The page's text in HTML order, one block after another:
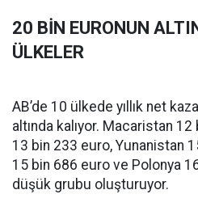
20 BİN EURONUN
ÜLKELER
AB’de 10 ülkede yıllık net
altında kalıyor. Macaristan
13 bin 233 euro, Yunanistan
15 bin 686 euro ve Polonya
düşük grubu oluşturuyor.